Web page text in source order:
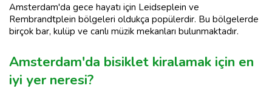
Amsterdam'da gece hayatı için Leidseplein ve
Rembrandtplein bölgeleri oldukça popülerdir. Bu bölgelerde
birçok bar, kulüp ve canlı müzik mekanları bulunmaktadır.
Amsterdam'da bisiklet kiralamak için en
iyi yer neresi?